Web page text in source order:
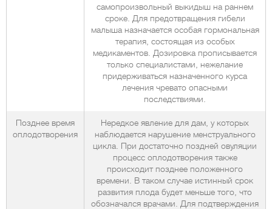
самопроизвольный выкидыш на раннем
сроке. Для предотвращения гибели
малыша назначается особая гормональная
терапия, состоящая из особых
медикаментов. Дозировка прописывается
только специалистами, нежелание
придерживаться назначенного курса
лечения чревато опасными
последствиями.
Позднее время
оплодотворения
Нередкое явление для дам, у которых
наблюдается нарушение менструального
цикла. При достаточно поздней овуляции
процесс оплодотворения также
происходит позднее положенного
времени. В таком случае истинный срок
развития плода будет меньше того, что
обозначался врачами. Для подтверждения